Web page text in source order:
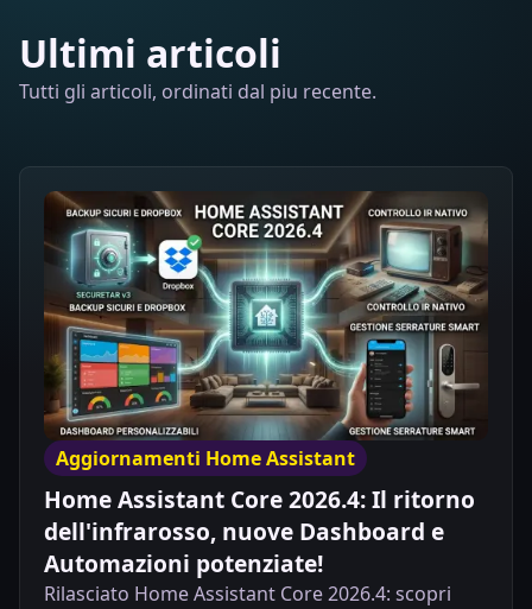
Ultimi articoli
Tutti gli articoli, ordinati dal piu recente.
Aggiornamenti Home Assistant
Home Assistant Core 2026.4: Il ritorno
dell'infrarosso, nuove Dashboard e
Automazioni potenziate!
Rilasciato Home Assistant Core 2026.4: scopri